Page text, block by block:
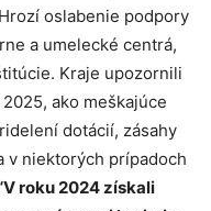
oslabenie podpory
a umelecké centrá,
Kraje upozornili
ako meškajúce
dotácií, zásahy
v niektorých prípadoch
roku 2024 získali